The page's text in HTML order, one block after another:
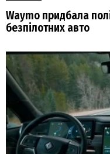
Waymo придбала
безпілотних авто